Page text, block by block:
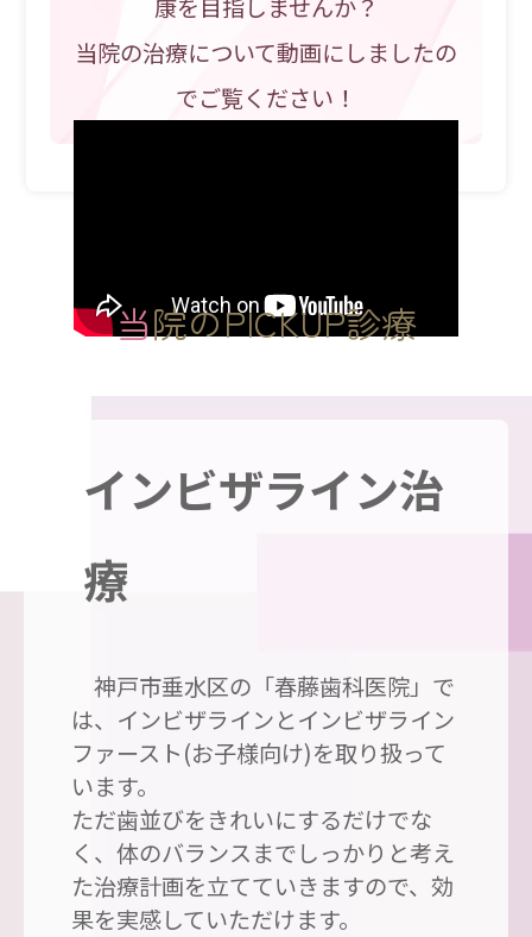
康を目指しませんか？
当院の治療について動画にしましたの
でご覧ください！
当院のPICKUP診療
インビザライン治
療
神戸市垂水区の「春藤歯科医院」で
は、インビザラインとインビザライン
ファースト(お子様向け)を取り扱って
います。
ただ歯並びをきれいにするだけでな
く、体のバランスまでしっかりと考え
た治療計画を立てていきますので、効
果を実感していただけます。